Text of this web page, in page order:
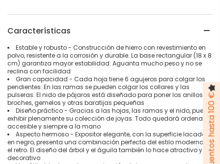
Características
Estable y robusto - Construcción de hierro con revestimiento en
polvo, resistente a la corrosión y durable. La base rectangular (18 x 8
cm) garantiza mayor estabilidad. Aguanta mucho peso y no se
reclina con facilidad
Gran capacidad - Cada hoja tiene 6 agujeros para colgar los
pendientes. En las ramas se pueden colgar los collares y las
pulseras. El nido de pájaros está diseñado para poner los anillos,
broches, gemelos y otras baratijas pequeñas
Diseño práctico - Gracias a las hojas, las ramas y el nido, puede
exhibir plenamente su colección de joyas. Todo quedará ordenado,
accesible y siempre a la mano
Aspecto hermoso - Expositor elegante, con la superficie lacada
en negro, presenta una combinación perfecta del estilo moderno y
el retro. El diseño del árbol y el águila también lo hace atractivo y
decorativo